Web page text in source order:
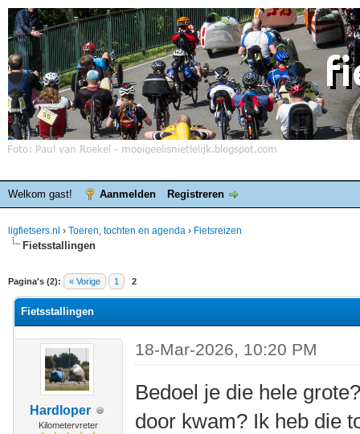
Welkom gast! Aanmelden Registreren
ligfietsers.nl › Toeren, tochten en agenda › Fietsreizen
Fietsstallingen
Pagina's (2): « Vorige 1 2
waardering is 0
Fietsstallingen
Hardloper
Kilometervreter
18-Mar-2026, 10:20 PM
Bedoel je die hele
door kwam? Ik heb die